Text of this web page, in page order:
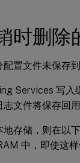
时删除
置文件未保存
Services 写入
文件将保存回用
地存储，则在以
中，即使这样